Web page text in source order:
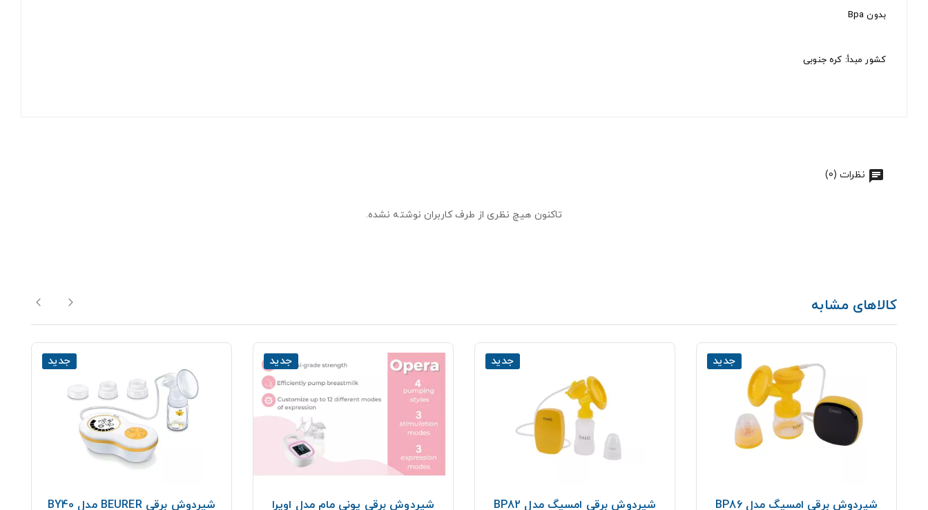
بدون Bpa
کشور مبدأ: کره جنوبی
نظرات (0)
تاکنون هیچ نظری از طرف کاربران نوشته نشده.
کالاهای مشابه
جدید
شیردوش برقی امسیگ مدل BP86
جدید
شیردوش برقی امسیگ مدل BP82
جدید
شیردوش برقی یونی مام مدل اوپرا
جدید
شیردوش برقی BEURER مدل BY40